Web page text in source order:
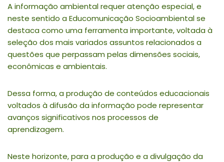
A informação ambiental requer atenção especial, e
neste sentido a Educomunicação Socioambiental se
destaca como uma ferramenta importante, voltada à
seleção dos mais variados assuntos relacionados a
questões que perpassam pelas dimensões sociais,
econômicas e ambientais.
Dessa forma, a produção de conteúdos educacionais
voltados à difusão da informação pode representar
avanços significativos nos processos de
aprendizagem.
Neste horizonte, para a produção e a divulgação da